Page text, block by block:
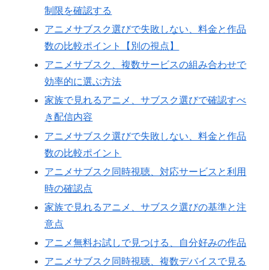
制限を確認する
アニメサブスク選びで失敗しない、料金と作品
数の比較ポイント【別の視点】
アニメサブスク、複数サービスの組み合わせで
効率的に選ぶ方法
家族で見れるアニメ、サブスク選びで確認すべ
き配信内容
アニメサブスク選びで失敗しない、料金と作品
数の比較ポイント
アニメサブスク同時視聴、対応サービスと利用
時の確認点
家族で見れるアニメ、サブスク選びの基準と注
意点
アニメ無料お試しで見つける、自分好みの作品
アニメサブスク同時視聴、複数デバイスで見る